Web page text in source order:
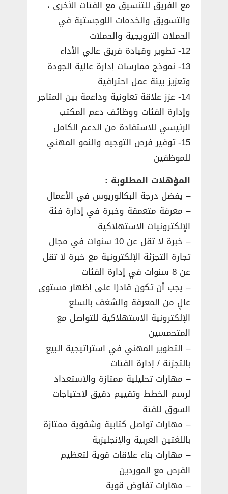
مع الفريق للتنسيق مع الفئات الأخرى ،
والتسويق والخدمات اللوجستية في
الحملات الترويجية والحملات
12- تطوير وقيادة فريق عالي الأداء
13- نموذج ممارسات إدارة عالية الجودة
وتعزيز بيئة عمل احترافية
14- عزز علاقة تعاونية وداعمة بين المتاجر
وإدارة الفئات ووظائف دعم المكتب
الرئيسي للاستفادة من الدعم الكامل
15- توفير فرص التوجيه والنمو المهني
للموظفين
المؤهلات المطلوبة :
– يفضل درجة البكالوريوس في الأعمال
– معرفة متعمقة وخبرة في إدارة فئة
الإلكترونيات الاستهلاكية
– خبرة لا تقل عن 10 سنوات في مجال
تجارة التجزئة الإلكترونية مع خبرة لا تقل
عن 8 سنوات في إدارة الفئات
– يجب أن تكون قادرًا على إظهار مستوى
عالٍ من المعرفة والشغف بالسلع
الإلكترونية الاستهلاكية للتواصل مع
المتحمسين
– التطوير المهني في استراتيجية البيع
بالتجزئة / إدارة الفئات
– مهارات تحليلية ممتازة والاستعداد
لرسم الخطط وتقييم دقيق لاحتياجات
السوق للفئة
– مهارات تواصل كتابية وشفوية ممتازة
باللغتين العربية والإنجليزية
– مهارات بناء علاقات قوية لتعظيم
الفرص مع الموردين
– مهارات تفاوض قوية